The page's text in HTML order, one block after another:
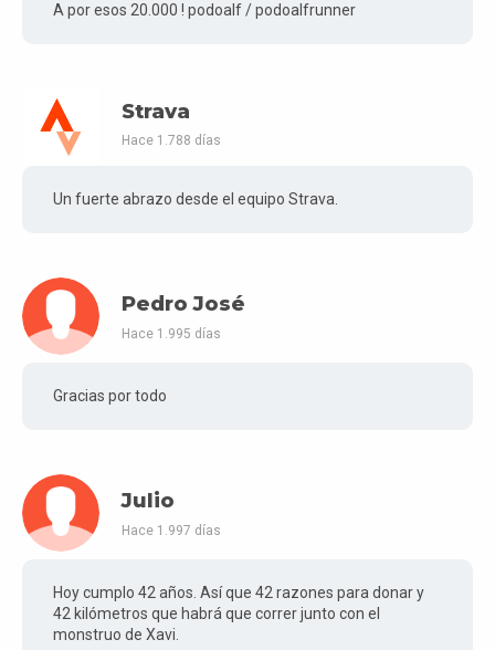
A por esos 20.000 ! podoalf / podoalfrunner
Strava
Hace 1.788 días
Un fuerte abrazo desde el equipo Strava.
Pedro José
Hace 1.995 días
Gracias por todo
Julio
Hace 1.997 días
Hoy cumplo 42 años. Así que 42 razones para donar y
42 kilómetros que habrá que correr junto con el
monstruo de Xavi.